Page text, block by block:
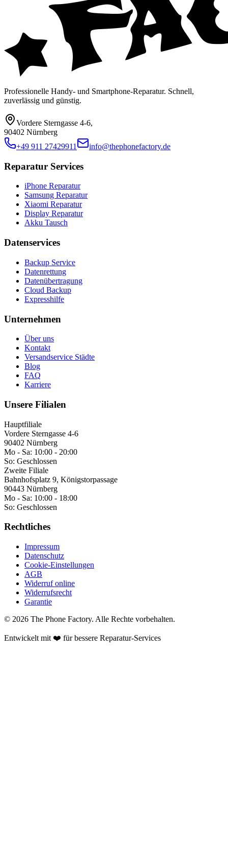
Professionelle Handy- und Smartphone-Reparatur. Schnell,
zuverlässig und günstig.
Vordere Sterngasse 4-6,
90402 Nürnberg
+49 911 27429911
info@thephonefactory.de
Reparatur Services
iPhone Reparatur
Samsung Reparatur
Xiaomi Reparatur
Display Reparatur
Akku Tausch
Datenservices
Backup Service
Datenrettung
Datenübertragung
Cloud Backup
Expresshilfe
Unternehmen
Über uns
Kontakt
Versandservice Städte
Blog
FAQ
Karriere
Unsere Filialen
Hauptfiliale
Vordere Sterngasse 4-6
90402 Nürnberg
Mo - Sa: 10:00 - 20:00
So: Geschlossen
Zweite Filiale
Bahnhofsplatz 9, Königstorpassage
90443 Nürnberg
Mo - Sa: 10:00 - 18:00
So: Geschlossen
Rechtliches
Impressum
Datenschutz
Cookie-Einstellungen
AGB
Widerruf online
Widerrufsrecht
Garantie
© 2026 The Phone Factory. Alle Rechte vorbehalten.
Entwickelt mit ❤️ für bessere Reparatur-Services